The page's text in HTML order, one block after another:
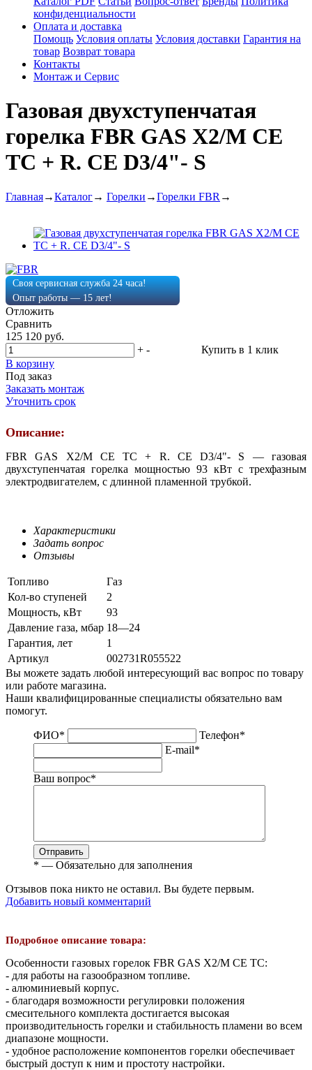
конфиденциальности
Оплата и доставка
Помощь Условия оплаты Условия доставки Гарантия на
товар Возврат товара
Контакты
Монтаж и Сервис
Газовая двухступенчатая
горелка FBR GAS X2/M CE
TC + R. CE D3/4"- S
Главная→Каталог→ Горелки →Горелки FBR →
Своя сервисная служба 24 часа!
Опыт работы — 15 лет!
Отложить
Сравнить
125 120 руб.
+ -
В корзину
Купить в 1 клик
Под заказ
Заказать монтаж
Уточнить срок
Описание:
FBR GAS X2/M CE TC + R. CE D3/4"- S — газовая
двухступенчатая горелка мощностью 93 кВт с трехфазным
электродвигателем, с длинной пламенной трубкой.
Характеристики
Задать вопрос
Отзывы
Топливо
Газ
Кол-во ступеней
2
Мощность, кВт
93
Давление газа, мбар 18—24
Гарантия, лет
1
Артикул
002731R055522
Вы можете задать любой интересующий вас вопрос по товару
или работе магазина.
Наши квалифицированные специалисты обязательно вам
помогут.
ФИО* Телефон*
E-mail*
Ваш вопрос*
Отправить
* — Обязательно для заполнения
Отзывов пока никто не оставил. Вы будете первым.
Добавить новый комментарий
Подробное описание товара:
Особенности газовых горелок FBR GAS X2/M CE TC:
- для работы на газообразном топливе.
- алюминиевый корпус.
- благодаря возможности регулировки положения
смесительного комплекта достигается высокая
производительность горелки и стабильность пламени во всем
диапазоне мощности.
- удобное расположение компонентов горелки обеспечивает
быстрый доступ к ним и простоту настройки.